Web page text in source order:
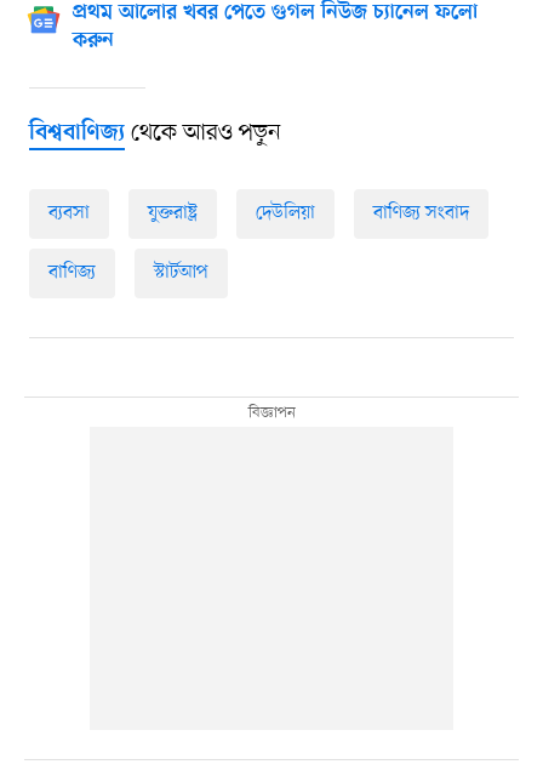
প্রথম আলোর খবর পেতে গুগল নিউজ চ্যানেল ফলো
করুন
বিশ্ববাণিজ্যথেকে আরও পড়ুন
ব্যবসা যুক্তরাষ্ট্র দেউলিয়া বাণিজ্য সংবাদ
বাণিজ্য স্টার্টআপ